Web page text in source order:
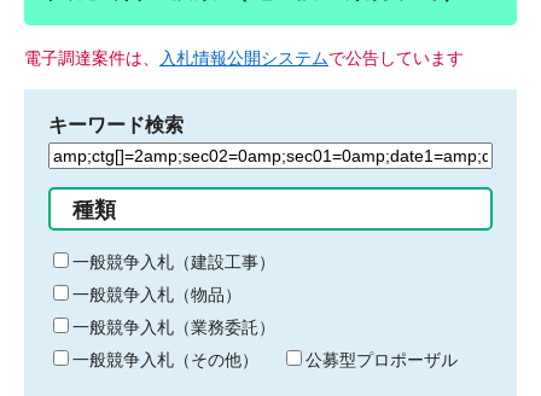
電子調達案件は、 入札情報公開システムで公告しています
キーワード検索
検
る
キ
ー
ワ
ー
ド
種類
一般競争入札（建設工事）
一般競争入札（物品）
一般競争入札（業務委託）
一般競争入札（その他）
公募型プロポーザル